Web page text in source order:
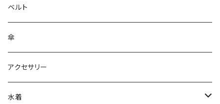
ベルト
傘
アクセサリー
水着